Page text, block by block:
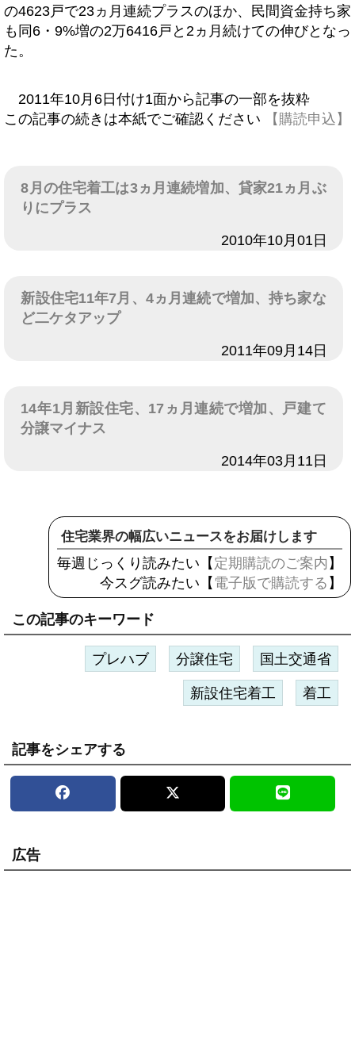
の4623戸で23ヵ月連続プラスのほか、民間資金持ち家
も同6・9%増の2万6416戸と2ヵ月続けての伸びとなっ
た。
2011年10月6日付け1面から記事の一部を抜粋
この記事の続きは本紙でご確認ください
【購読申込】
8月の住宅着工は3ヵ月連続増加、貸家21ヵ月ぶ
りにプラス
2010年10月01日
新設住宅11年7月、4ヵ月連続で増加、持ち家な
ど二ケタアップ
2011年09月14日
14年1月新設住宅、17ヵ月連続で増加、戸建て
分譲マイナス
2014年03月11日
住宅業界の幅広いニュースをお届けします
毎週じっくり読みたい【 定期購読のご案内 】
今スグ読みたい【 電子版で購読する 】
この記事のキーワード
プレハブ 分譲住宅 国土交通省
新設住宅着工 着工
記事をシェアする
広告